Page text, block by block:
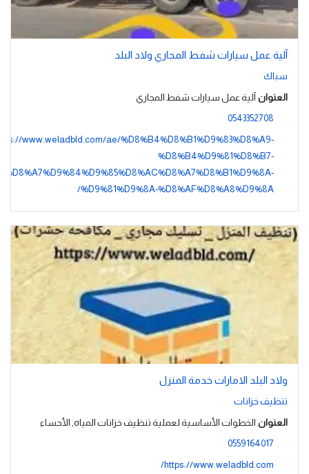
آلية عمل سيارات شفط المجاري ولاد البلد
سباك
العنوان آلية عمل سيارات شفط المجاري
0543352708
www.weladbld.com/ae/%D8%B4%D8%B1%D9%83%D8%A9-
%D8%B4%D9%81%D8%B7-
%D8%A7%D9%84%D9%85%D8%AC%D8%A7%D8%B1%D9%8A-
%D9%81%D9%8A-%D8%AF%D8%A8%D9%8A/
ولاد البلد الامارات خدمة المنزل
تنظيف خزانات
العنوان الخطوات الأساسية لعملية تنظيف خزانات المياه, الأحساء
0559164017
https://www.weladbld.com/